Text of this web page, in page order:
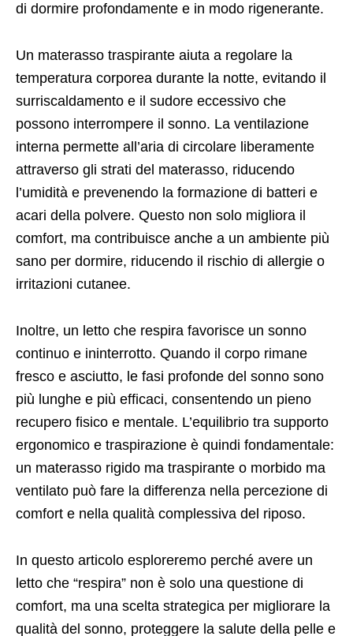
di dormire profondamente e in modo rigenerante.
Un materasso traspirante aiuta a regolare la
temperatura corporea durante la notte, evitando il
surriscaldamento e il sudore eccessivo che
possono interrompere il sonno. La ventilazione
interna permette all’aria di circolare liberamente
attraverso gli strati del materasso, riducendo
l’umidità e prevenendo la formazione di batteri e
acari della polvere. Questo non solo migliora il
comfort, ma contribuisce anche a un ambiente più
sano per dormire, riducendo il rischio di allergie o
irritazioni cutanee.
Inoltre, un letto che respira favorisce un sonno
continuo e ininterrotto. Quando il corpo rimane
fresco e asciutto, le fasi profonde del sonno sono
più lunghe e più efficaci, consentendo un pieno
recupero fisico e mentale. L’equilibrio tra supporto
ergonomico e traspirazione è quindi fondamentale:
un materasso rigido ma traspirante o morbido ma
ventilato può fare la differenza nella percezione di
comfort e nella qualità complessiva del riposo.
In questo articolo esploreremo perché avere un
letto che “respira” non è solo una questione di
comfort, ma una scelta strategica per migliorare la
qualità del sonno, proteggere la salute della pelle e